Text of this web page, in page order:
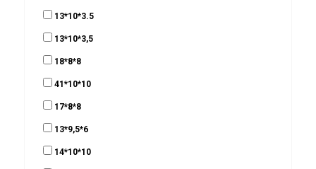
13*10*3.5
13*10*3,5
18*8*8
41*10*10
17*8*8
13*9,5*6
14*10*10